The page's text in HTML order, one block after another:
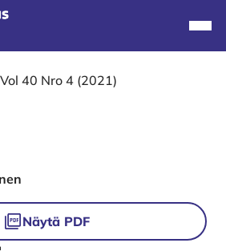
Vol 40 Nro 4 (2021)
Näytä PDF